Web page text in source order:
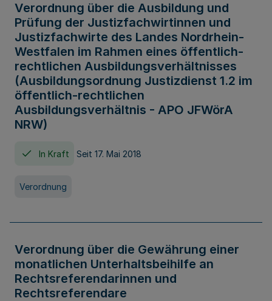
Verordnung über die Ausbildung und
Prüfung der Justizfachwirtinnen und
Justizfachwirte des Landes Nordrhein-
Westfalen im Rahmen eines öffentlich-
rechtlichen Ausbildungsverhältnisses
(Ausbildungsordnung Justizdienst 1.2 im
öffentlich-rechtlichen
Ausbildungsverhältnis - APO JFWörA
NRW)
In Kraft Seit 17. Mai 2018
Verordnung
Verordnung über die Gewährung einer
monatlichen Unterhaltsbeihilfe an
Rechtsreferendarinnen und
Rechtsreferendare